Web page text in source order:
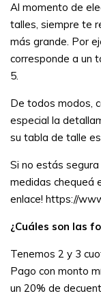
Al momento de
talles, siempre te
más grande. Por
corresponde a un
5.
De todos modos,
especial la
su tabla de talle
Si no estás
medidas chequeá
enlace! https://
¿Cuáles son las
Tenemos 2 y 3
Pago con monto
un 20% de